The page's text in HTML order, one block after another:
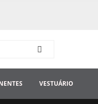
VESTUÁRIO